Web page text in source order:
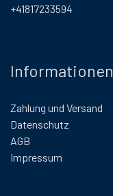
+41817233594
Informationen
Zahlung und Versand
Datenschutz
AGB
Impressum